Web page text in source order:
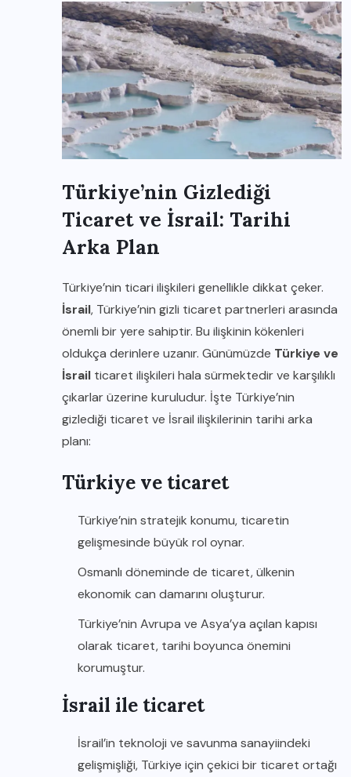
Türkiye’nin Gizlediği
Ticaret ve İsrail: Tarihi
Arka Plan
Türkiye’nin ticari ilişkileri genellikle dikkat çeker.
İsrail, Türkiye’nin gizli ticaret partnerleri arasında
önemli bir yere sahiptir. Bu ilişkinin kökenleri
oldukça derinlere uzanır. Günümüzde Türkiye ve
İsrail ticaret ilişkileri hala sürmektedir ve karşılıklı
çıkarlar üzerine kuruludur. İşte Türkiye’nin
gizlediği ticaret ve İsrail ilişkilerinin tarihi arka
planı:
Türkiye ve ticaret
Türkiye’nin stratejik konumu, ticaretin
gelişmesinde büyük rol oynar.
Osmanlı döneminde de ticaret, ülkenin
ekonomik can damarını oluşturur.
Türkiye’nin Avrupa ve Asya’ya açılan kapısı
olarak ticaret, tarihi boyunca önemini
korumuştur.
İsrail ile ticaret
İsrail’in teknoloji ve savunma sanayiindeki
gelişmişliği, Türkiye için çekici bir ticaret ortağı